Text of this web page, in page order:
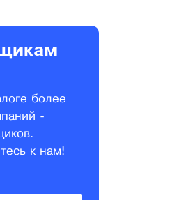
более
-
к нам!